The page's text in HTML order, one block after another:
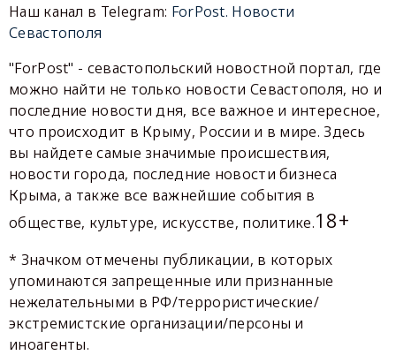
Наш канал в Telegram: ForPost. Новости
Севастополя
"ForPost" - севастопольский новостной портал, где
можно найти не только новости Севастополя, но и
последние новости дня, все важное и интересное,
что происходит в Крыму, России и в мире. Здесь
вы найдете самые значимые происшествия,
новости города, последние новости бизнеса
Крыма, а также все важнейшие события в
обществе, культуре, искусстве, политике.18+
* Значком отмечены публикации, в которых
упоминаются запрещенные или признанные
нежелательными в РФ/террористические/
экстремистские организации/персоны и
иноагенты.